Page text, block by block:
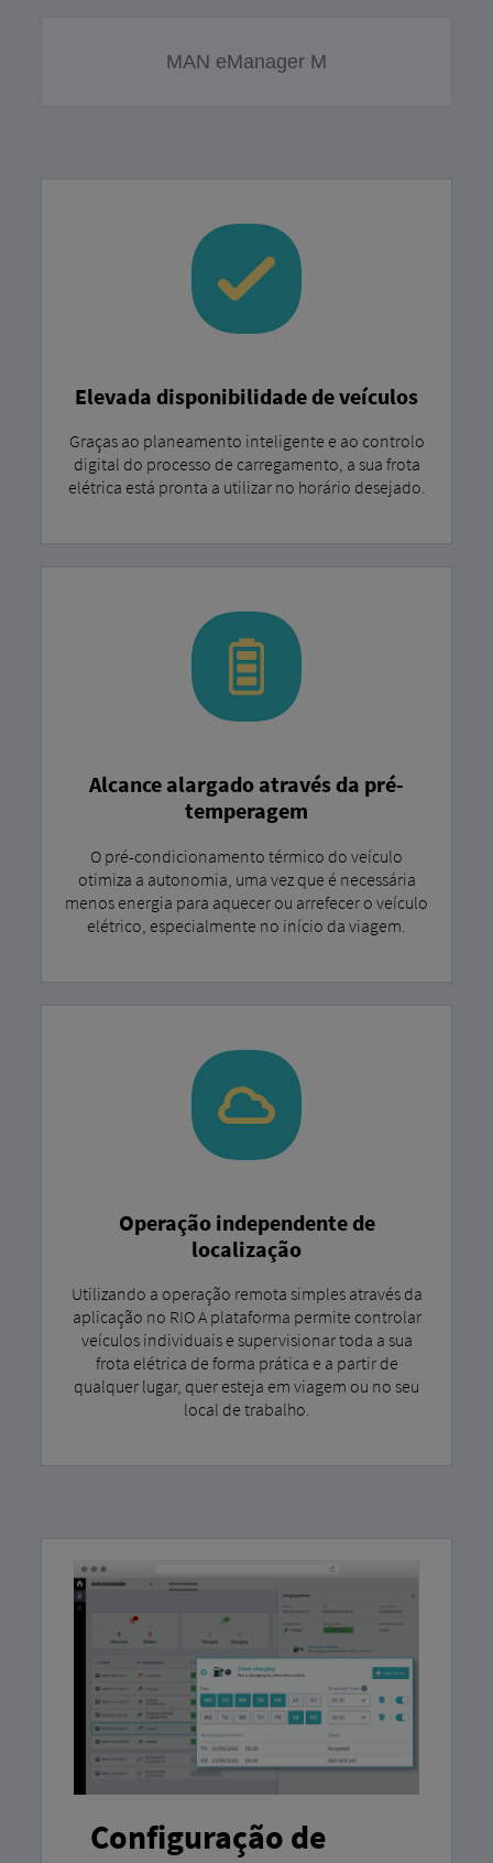
MAN eManager M
Elevada disponibilidade de veículos
Graças ao planeamento inteligente e ao controlo
digital do processo de carregamento, a sua frota
elétrica está pronta a utilizar no horário desejado.
Alcance alargado através da pré-
temperagem
O pré-condicionamento térmico do veículo
otimiza a autonomia, uma vez que é necessária
menos energia para aquecer ou arrefecer o veículo
elétrico, especialmente no início da viagem.
Operação independente de
localização
Utilizando a operação remota simples através da
aplicação no RIO A plataforma permite controlar
veículos individuais e supervisionar toda a sua
frota elétrica de forma prática e a partir de
qualquer lugar, quer esteja em viagem ou no seu
local de trabalho.
Configuração de